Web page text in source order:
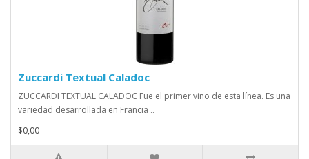
Zuccardi Textual Caladoc
ZUCCARDI TEXTUAL CALADOC Fue el primer vino de esta línea. Es una
variedad desarrollada en Francia ..
$0,00